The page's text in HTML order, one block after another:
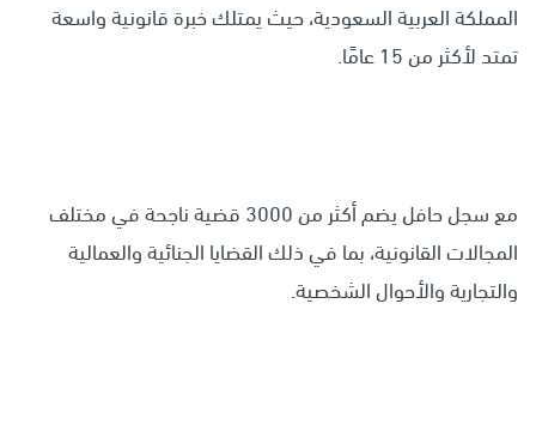
المملكة العربية السعودية، حيث يمتلك خبرة قانونية واسعة
تمتد لأكثر من 15 عامًا.
مع سجل حافل يضم أكثر من 3000 قضية ناجحة في مختلف
المجالات القانونية، بما في ذلك القضايا الجنائية والعمالية
والتجارية والأحوال الشخصية.